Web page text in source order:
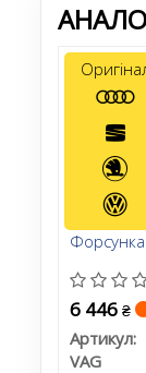
6 446 ₴
Артикул:
VAG